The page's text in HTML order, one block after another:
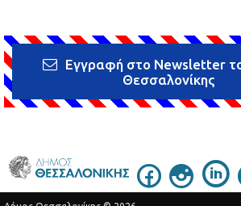
Εγγραφή στο Newsletter
Θεσσαλονίκης